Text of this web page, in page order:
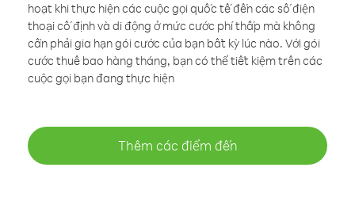
hoạt khi thực hiện các cuộc gọi quốc tế đến các số điện
thoại cố định và di động ở mức cước phí thấp mà không
cần phải gia hạn gói cước của bạn bất kỳ lúc nào. Với gói
cước thuê bao hàng tháng, bạn có thể tiết kiệm trên các
cuộc gọi bạn đang thực hiện
Thêm các điểm đến